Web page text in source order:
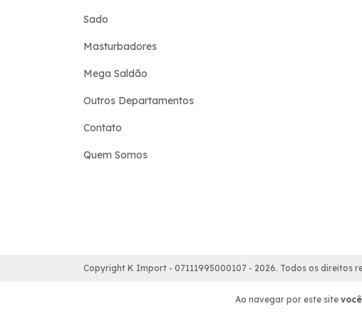
Ao navegar por este site
Sado
Masturbadores
Mega Saldão
Outros Departamentos
Contato
Quem Somos
Copyright K Import - 07111995000107 - 2026. Todos os direitos